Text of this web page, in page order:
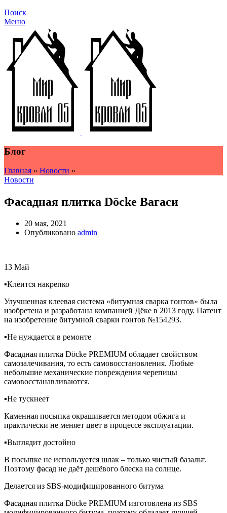
Поиск
Меню
Блог
Главная » Новости »
Новости
Фасадная плитка Döcke Вагаси ⠀
20 мая, 2021
Опубликовано admin
13 Май
▪️Клеится накрепко
Улучшенная клеевая система «битумная сварка гонтов» была
изобретена и разработана компанией Дёке в 2013 году. Патент
на изобретение битумной сварки гонтов №154293.
▪️Не нуждается в ремонте
Фасадная плитка Döcke PREMIUM обладает свойством
самозалечивания, то есть самовосстановления. Любые
небольшие механические повреждения черепицы
самовосстанавливаются.
▪️Не тускнеет
Каменная посыпка окрашивается методом обжига и
практически не меняет цвет в процессе эксплуатации.
▪️Выглядит достойно
В посыпке не используется шлак – только чистый базальт.
Поэтому фасад не даёт дешёвого блеска на солнце.
Делается из SBS-модифицированного битума
Фасадная плитка Döcke PREMIUM изготовлена из SBS